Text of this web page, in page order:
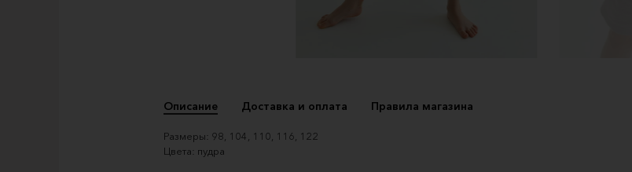
Описание Доставка и оплата Правила магазина
Размеры: 98, 104, 110, 116, 122
Цвета: пудра